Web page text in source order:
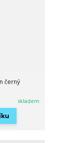
černý
skladem